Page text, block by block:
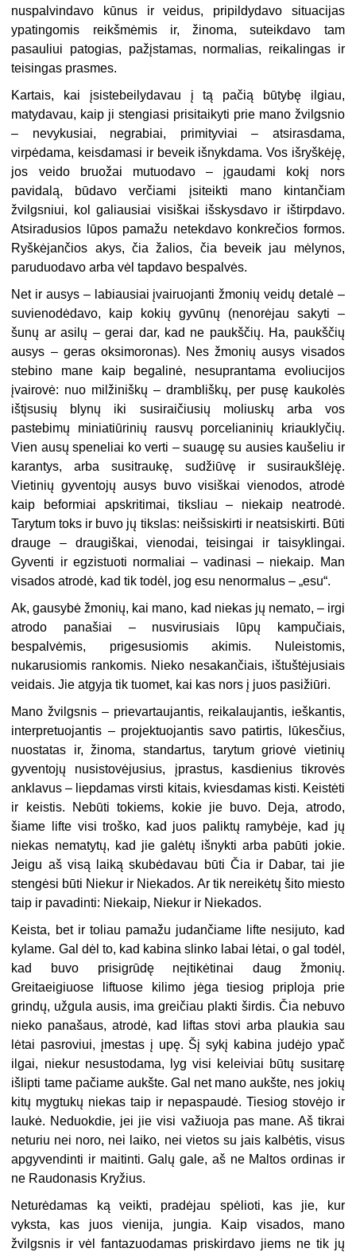
nuspalvindavo kūnus ir veidus, pripildydavo situacijas
ypatingomis reikšmėmis ir, žinoma, suteikdavo tam
pasauliui patogias, pažįstamas, normalias, reikalingas ir
teisingas prasmes.
Kartais, kai įsistebeilydavau į tą pačią būtybę ilgiau,
matydavau, kaip ji stengiasi prisitaikyti prie mano žvilgsnio
– nevykusiai, negrabiai, primityviai – atsirasdama,
virpėdama, keisdamasi ir beveik išnykdama. Vos išryškėję,
jos veido bruožai mutuodavo – įgaudami kokį nors
pavidalą, būdavo verčiami įsiteikti mano kintančiam
žvilgsniui, kol galiausiai visiškai išskysdavo ir ištirpdavo.
Atsiradusios lūpos pamažu netekdavo konkrečios formos.
Ryškėjančios akys, čia žalios, čia beveik jau mėlynos,
paruduodavo arba vėl tapdavo bespalvės.
Net ir ausys – labiausiai įvairuojanti žmonių veidų detalė –
suvienodėdavo, kaip kokių gyvūnų (nenorėjau sakyti –
šunų ar asilų – gerai dar, kad ne paukščių. Ha, paukščių
ausys – geras oksimoronas). Nes žmonių ausys visados
stebino mane kaip begalinė, nesuprantama evoliucijos
įvairovė: nuo milžiniškų – drambliškų, per pusę kaukolės
ištįsusių blynų iki susiraičiusių moliuskų arba vos
pastebimų miniatiūrinių rausvų porcelianinių kriauklyčių.
Vien ausų speneliai ko verti – suaugę su ausies kaušeliu ir
karantys, arba susitraukę, sudžiūvę ir susiraukšlėję.
Vietinių gyventojų ausys buvo visiškai vienodos, atrodė
kaip beformiai apskritimai, tiksliau – niekaip neatrodė.
Tarytum toks ir buvo jų tikslas: neišsiskirti ir neatsiskirti. Būti
drauge – draugiškai, vienodai, teisingai ir taisyklingai.
Gyventi ir egzistuoti normaliai – vadinasi – niekaip. Man
visados atrodė, kad tik todėl, jog esu nenormalus – „esu“.
Ak, gausybė žmonių, kai mano, kad niekas jų nemato, – irgi
atrodo panašiai – nusvirusiais lūpų kampučiais,
bespalvėmis, prigesusiomis akimis. Nuleistomis,
nukarusiomis rankomis. Nieko nesakančiais, ištuštėjusiais
veidais. Jie atgyja tik tuomet, kai kas nors į juos pasižiūri.
Mano žvilgsnis – prievartaujantis, reikalaujantis, ieškantis,
interpretuojantis – projektuojantis savo patirtis, lūkesčius,
nuostatas ir, žinoma, standartus, tarytum griovė vietinių
gyventojų nusistovėjusius, įprastus, kasdienius tikrovės
anklavus – liepdamas virsti kitais, kviesdamas kisti. Keistėti
ir keistis. Nebūti tokiems, kokie jie buvo. Deja, atrodo,
šiame lifte visi troško, kad juos paliktų ramybėje, kad jų
niekas nematytų, kad jie galėtų išnykti arba pabūti jokie.
Jeigu aš visą laiką skubėdavau būti Čia ir Dabar, tai jie
stengėsi būti Niekur ir Niekados. Ar tik nereikėtų šito miesto
taip ir pavadinti: Niekaip, Niekur ir Niekados.
Keista, bet ir toliau pamažu judančiame lifte nesijuto, kad
kylame. Gal dėl to, kad kabina slinko labai lėtai, o gal todėl,
kad buvo prisigrūdę neįtikėtinai daug žmonių.
Greitaeigiuose liftuose kilimo jėga tiesiog priploja prie
grindų, užgula ausis, ima greičiau plakti širdis. Čia nebuvo
nieko panašaus, atrodė, kad liftas stovi arba plaukia sau
lėtai pasroviui, įmestas į upę. Šį sykį kabina judėjo ypač
ilgai, niekur nesustodama, lyg visi keleiviai būtų susitarę
išlipti tame pačiame aukšte. Gal net mano aukšte, nes jokių
kitų mygtukų niekas taip ir nepaspaudė. Tiesiog stovėjo ir
laukė. Neduokdie, jei jie visi važiuoja pas mane. Aš tikrai
neturiu nei noro, nei laiko, nei vietos su jais kalbėtis, visus
apgyvendinti ir maitinti. Galų gale, aš ne Maltos ordinas ir
ne Raudonasis Kryžius.
Neturėdamas ką veikti, pradėjau spėlioti, kas jie, kur
vyksta, kas juos vienija, jungia. Kaip visados, mano
žvilgsnis ir vėl fantazuodamas priskirdavo jiems ne tik jų